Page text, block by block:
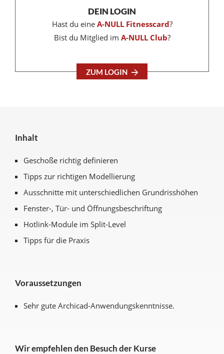
DEIN LOGIN
Hast du eine A-NULL Fitnesscard?
Bist du Mitglied im A-NULL Club?
ZUM LOGIN
Inhalt
Geschoße richtig definieren
Tipps zur richtigen Modellierung
Ausschnitte mit unterschiedlichen Grundrisshöhen
Fenster-, Tür- und Öffnungsbeschriftung
Hotlink-Module im Split-Level
Tipps für die Praxis
Voraussetzungen
Sehr gute Archicad-Anwendungskenntnisse.
Wir empfehlen den Besuch der Kurse